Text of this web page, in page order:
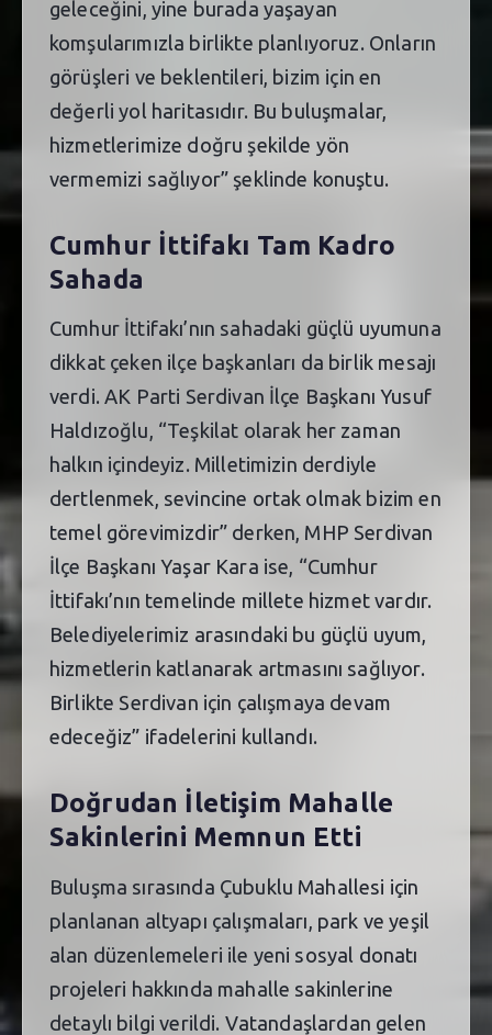
geleceğini, yine burada yaşayan
komşularımızla birlikte planlıyoruz. Onların
görüşleri ve beklentileri, bizim için en
değerli yol haritasıdır. Bu buluşmalar,
hizmetlerimize doğru şekilde yön
vermemizi sağlıyor” şeklinde konuştu.
Cumhur İttifakı Tam Kadro
Sahada
Cumhur İttifakı’nın sahadaki güçlü uyumuna
dikkat çeken ilçe başkanları da birlik mesajı
verdi. AK Parti Serdivan İlçe Başkanı Yusuf
Haldızoğlu, “Teşkilat olarak her zaman
halkın içindeyiz. Milletimizin derdiyle
dertlenmek, sevincine ortak olmak bizim en
temel görevimizdir” derken, MHP Serdivan
İlçe Başkanı Yaşar Kara ise, “Cumhur
İttifakı’nın temelinde millete hizmet vardır.
Belediyelerimiz arasındaki bu güçlü uyum,
hizmetlerin katlanarak artmasını sağlıyor.
Birlikte Serdivan için çalışmaya devam
edeceğiz” ifadelerini kullandı.
Doğrudan İletişim Mahalle
Sakinlerini Memnun Etti
Buluşma sırasında Çubuklu Mahallesi için
planlanan altyapı çalışmaları, park ve yeşil
alan düzenlemeleri ile yeni sosyal donatı
projeleri hakkında mahalle sakinlerine
detaylı bilgi verildi. Vatandaşlardan gelen